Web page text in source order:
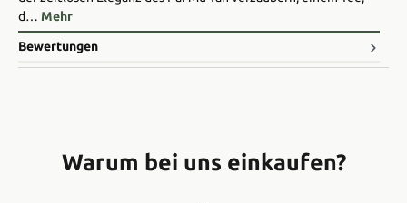
d… Mehr
Bewertungen
Warum bei uns einkaufen?